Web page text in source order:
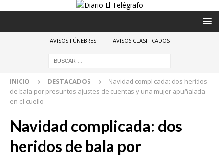
AVISOS FÚNEBRES AVISOS CLASIFICADOS
INICIO DESTACADOS
Navidad complicada: dos heridos
de bala por presuntos ajustes de cuentas y una mujer apuñalada
en el cuello
Navidad complicada: dos
heridos de bala por